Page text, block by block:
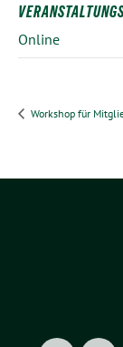
Online
Workshop für